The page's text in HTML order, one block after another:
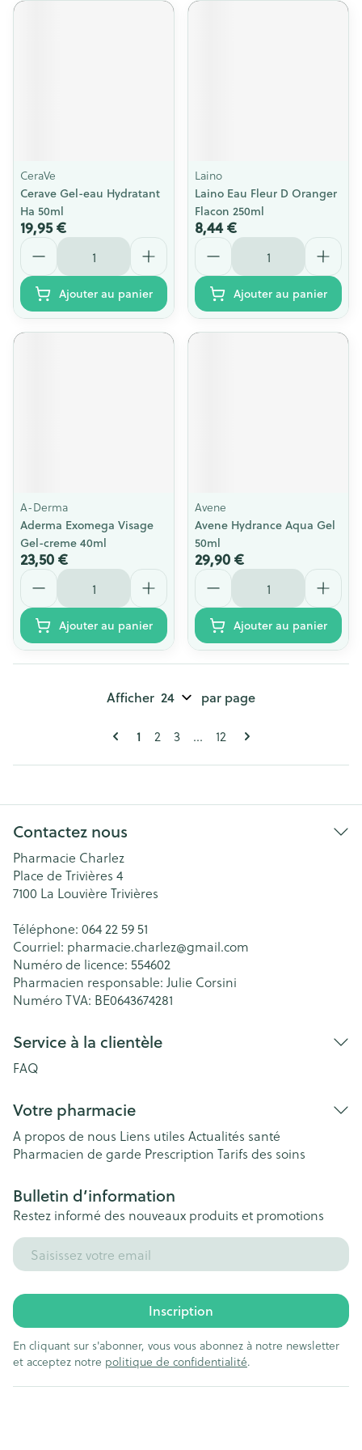
CeraVe
Cerave Gel-eau Hydratant
Ha 50ml
19,95 €
Quantité
Ajouter au panier
Laino
Laino Eau Fleur D Oranger
Flacon 250ml
8,44 €
Quantité
Ajouter au panier
A-Derma
Aderma Exomega Visage
Gel-creme 40ml
23,50 €
Quantité
Ajouter au panier
Avene
Avene Hydrance Aqua Gel
50ml
29,90 €
Quantité
Ajouter au panier
Vous lisez actuellement la page
1 Page
2 Page
3 ... Page
12
Afficher par page
Contactez nous
Pharmacie Charlez
Place de Trivières 4
7100 La Louvière Trivières
Téléphone: 064 22 59 51
Courriel: pharmacie.charlez@gmail.com
Numéro de licence: 554602
Pharmacien responsable: Julie Corsini
Numéro TVA: BE0643674281
Service à la clientèle
FAQ
Votre pharmacie
A propos de nous Liens utiles Actualités santé
Pharmacien de garde Prescription Tarifs des soins
Bulletin d’information
Restez informé des nouveaux produits et promotions
Adresse mail
Inscription
En cliquant sur s'abonner, vous vous abonnez à notre newsletter
et acceptez notre politique de confidentialité.